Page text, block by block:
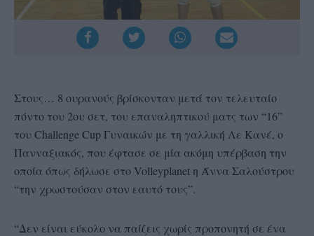
Στους… 8 ουρανούς βρίσκονταν μετά τον τελευταίο
πόντο του 2ου σετ, του επαναληπτικού ματς των “16”
του Challenge Cup Γυναικών με τη γαλλική Λε Κανέ, ο
Πανναξιακός, που έφτασε σε μία ακόμη υπέρβαση την
οποία όπως δήλωσε στο Volleyplanet η Άννα Σαλούστρου
“την χρωστούσαν στον εαυτό τους”.
“Δεν είναι εύκολο να παίζεις χωρίς προπονητή σε ένα